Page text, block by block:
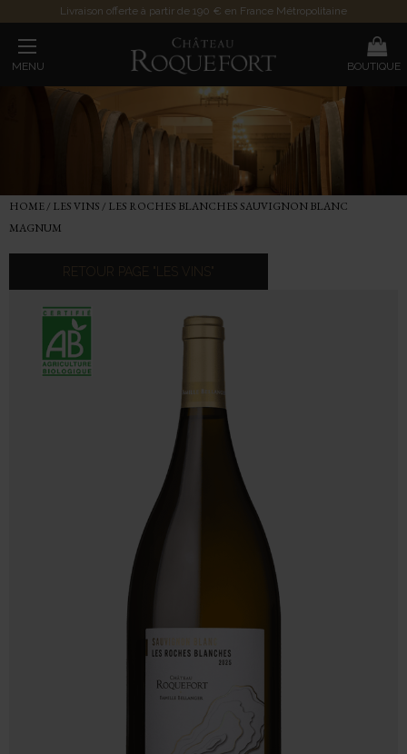
Livraison offerte à partir de 190 € en France Métropolitaine
MENU BOUTIQUE
HOME/ LES VINS / LES ROCHES BLANCHES SAUVIGNON BLANC
MAGNUM
RETOUR PAGE "LES VINS"